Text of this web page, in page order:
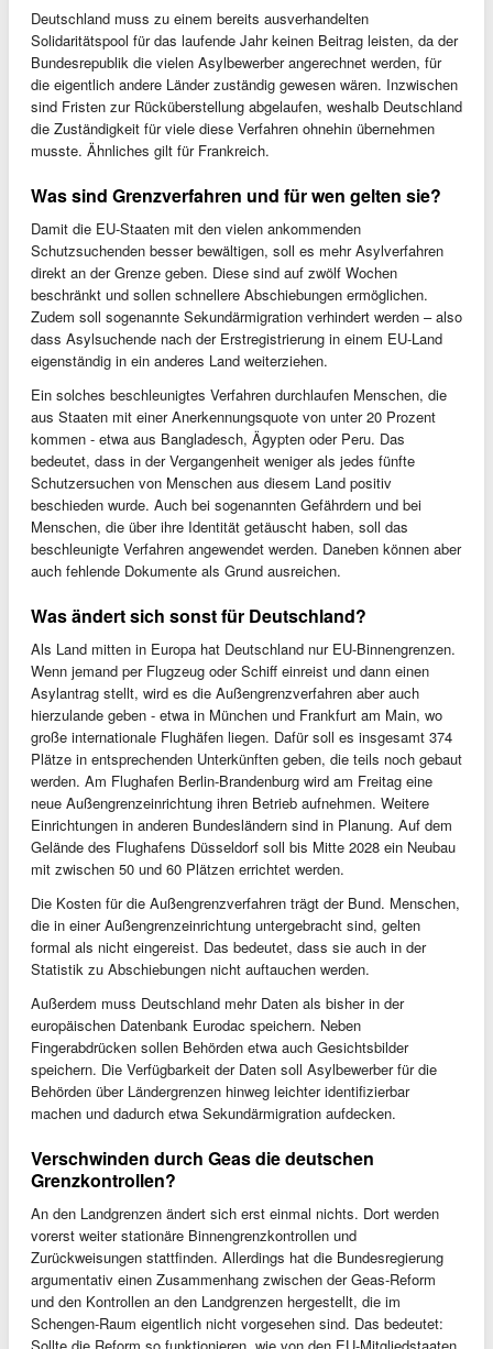
Deutschland muss zu einem bereits ausverhandelten
Solidaritätspool für das laufende Jahr keinen Beitrag leisten, da der
Bundesrepublik die vielen Asylbewerber angerechnet werden, für
die eigentlich andere Länder zuständig gewesen wären. Inzwischen
sind Fristen zur Rücküberstellung abgelaufen, weshalb Deutschland
die Zuständigkeit für viele diese Verfahren ohnehin übernehmen
musste. Ähnliches gilt für Frankreich.
Was sind Grenzverfahren und für wen gelten sie?
Damit die EU-Staaten mit den vielen ankommenden
Schutzsuchenden besser bewältigen, soll es mehr Asylverfahren
direkt an der Grenze geben. Diese sind auf zwölf Wochen
beschränkt und sollen schnellere Abschiebungen ermöglichen.
Zudem soll sogenannte Sekundärmigration verhindert werden – also
dass Asylsuchende nach der Erstregistrierung in einem EU-Land
eigenständig in ein anderes Land weiterziehen.
Ein solches beschleunigtes Verfahren durchlaufen Menschen, die
aus Staaten mit einer Anerkennungsquote von unter 20 Prozent
kommen - etwa aus Bangladesch, Ägypten oder Peru. Das
bedeutet, dass in der Vergangenheit weniger als jedes fünfte
Schutzersuchen von Menschen aus diesem Land positiv
beschieden wurde. Auch bei sogenannten Gefährdern und bei
Menschen, die über ihre Identität getäuscht haben, soll das
beschleunigte Verfahren angewendet werden. Daneben können aber
auch fehlende Dokumente als Grund ausreichen.
Was ändert sich sonst für Deutschland?
Als Land mitten in Europa hat Deutschland nur EU-Binnengrenzen.
Wenn jemand per Flugzeug oder Schiff einreist und dann einen
Asylantrag stellt, wird es die Außengrenzverfahren aber auch
hierzulande geben - etwa in München und Frankfurt am Main, wo
große internationale Flughäfen liegen. Dafür soll es insgesamt 374
Plätze in entsprechenden Unterkünften geben, die teils noch gebaut
werden. Am Flughafen Berlin-Brandenburg wird am Freitag eine
neue Außengrenzeinrichtung ihren Betrieb aufnehmen. Weitere
Einrichtungen in anderen Bundesländern sind in Planung. Auf dem
Gelände des Flughafens Düsseldorf soll bis Mitte 2028 ein Neubau
mit zwischen 50 und 60 Plätzen errichtet werden.
Die Kosten für die Außengrenzverfahren trägt der Bund. Menschen,
die in einer Außengrenzeinrichtung untergebracht sind, gelten
formal als nicht eingereist. Das bedeutet, dass sie auch in der
Statistik zu Abschiebungen nicht auftauchen werden.
Außerdem muss Deutschland mehr Daten als bisher in der
europäischen Datenbank Eurodac speichern. Neben
Fingerabdrücken sollen Behörden etwa auch Gesichtsbilder
speichern. Die Verfügbarkeit der Daten soll Asylbewerber für die
Behörden über Ländergrenzen hinweg leichter identifizierbar
machen und dadurch etwa Sekundärmigration aufdecken.
Verschwinden durch Geas die deutschen
Grenzkontrollen?
An den Landgrenzen ändert sich erst einmal nichts. Dort werden
vorerst weiter stationäre Binnengrenzkontrollen und
Zurückweisungen stattfinden. Allerdings hat die Bundesregierung
argumentativ einen Zusammenhang zwischen der Geas-Reform
und den Kontrollen an den Landgrenzen hergestellt, die im
Schengen-Raum eigentlich nicht vorgesehen sind. Das bedeutet: